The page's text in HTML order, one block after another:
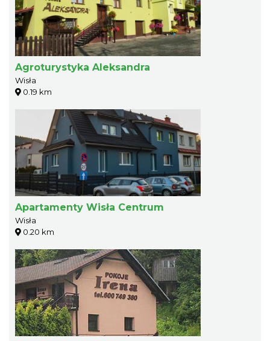
Agroturystyka Aleksandra
Wisła
0.19 km
Apartamenty Wisła Centrum
Wisła
0.20 km